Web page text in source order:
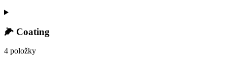
🌽 Coating
4 položky